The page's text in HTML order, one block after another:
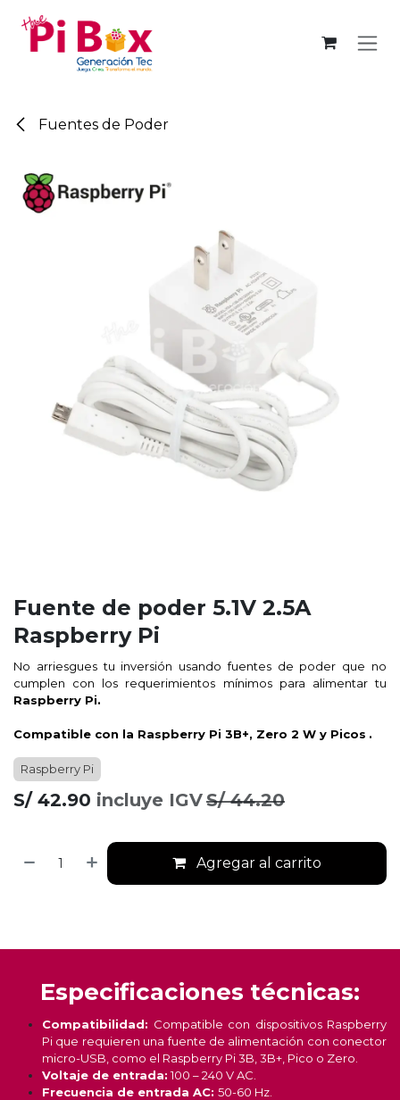
Fuentes de Poder
Fuente de poder 5.1V 2.5A
Raspberry Pi
No arriesgues tu inversión usando fuentes de poder que no
cumplen con los requerimientos mínimos para alimentar tu
Raspberry Pi.
Compatible con la Raspberry Pi 3B+, Zero 2 W y Picos .
Raspberry Pi
S/ 42.90 incluye IGVS/44.20
Agregar al carrito
Especificaciones técnicas:
Compatibilidad: Compatible con dispositivos Raspberry
Pi que requieren una fuente de alimentación con conector
micro-USB, como el Raspberry Pi 3B, 3B+, Pico o Zero.
Voltaje de entrada:100 – 240 V AC.
Frecuencia de entrada AC: 50-60 Hz.